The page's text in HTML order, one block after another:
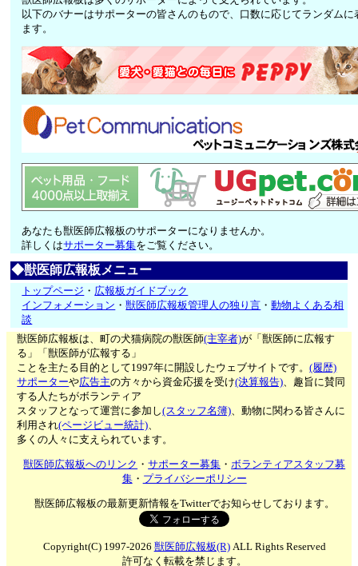
以下のバナーはサポーターの皆さんのもので、口数に応じてランダムに
ます。
あなたも獣医師広報板のサポーターになりませんか。
詳しくはサポーター募集をご覧ください。
◆獣医師広報板メニュー
トップページ ・ 広報板ガイドブック
インフォメーション ・獣医師広報板管理人の独り言 ・動物よくある相
談
獣医師広報板は、町の犬猫病院の獣医師(主宰者)が「獣医師に広報す
る」「獣医師が広報する」
ことを主たる目的として1997年に開設したウェブサイトです。(履歴)
サポーターや広告主の方々から資金応援を受け(決算報告)、趣旨に賛同
する人たちがボランティア
スタッフとなって運営に参加し(スタッフ名簿)、動物に関わる皆さんに
利用され(ページビュー統計)、
多くの人々に支えられています。
獣医師広報板へのリンク ・サポーター募集 ・ボランティアスタッフ募
集・ プライバシーポリシー
獣医師広報板の最新更新情報をTwitterでお知らせしております。
Copyright(C) 1997-2026 獣医師広報板(R)ALL Rights Reserved
許可なく転載を禁じます。